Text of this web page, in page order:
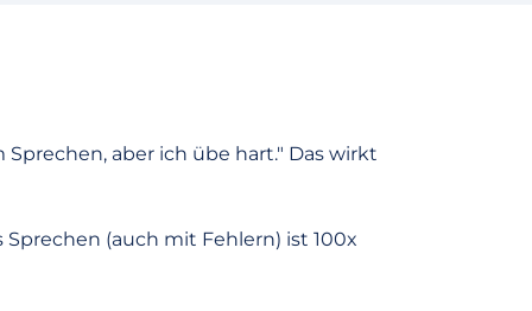
aber ich übe hart." Das wirkt
(auch mit Fehlern) ist 100x